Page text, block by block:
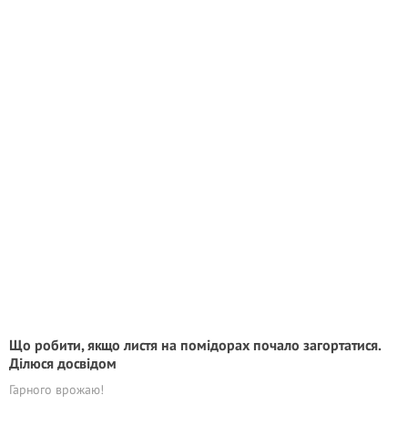
Що робити, якщо листя на помідорах почало загортатися.
Ділюся досвідом
Гарного врожаю!